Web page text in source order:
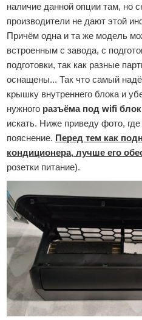
наличие данной опции там, но
производители не дают этой
Причём одна и та же модель
встроенным с завода, с
подготовки, так как разные
оснащены... Так что самый
крышку внутреннего блока и
нужного разъёма под wifi блок
искать. Ниже приведу фото,
пояснение. Перед тем как
кондиционера, лучше его
розетки питание).